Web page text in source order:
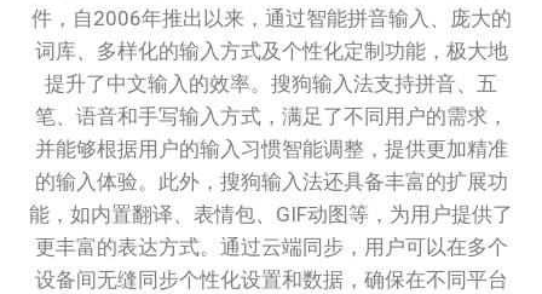
件，自2006年推出以来，通过智能拼音输入、庞大的
词库、多样化的输入方式及个性化定制功能，极大地
提升了中文输入的效率。搜狗输入法支持拼音、五
笔、语音和手写输入方式，满足了不同用户的需求，
并能够根据用户的输入习惯智能调整，提供更加精准
的输入体验。此外，搜狗输入法还具备丰富的扩展功
能，如内置翻译、表情包、GIF动图等，为用户提供了
更丰富的表达方式。通过云端同步，用户可以在多个
设备间无缝同步个性化设置和数据，确保在不同平台